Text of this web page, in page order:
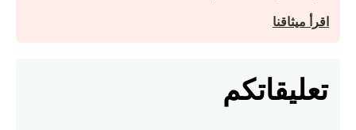
اقرأ ميثاقنا
تعليقاتكم